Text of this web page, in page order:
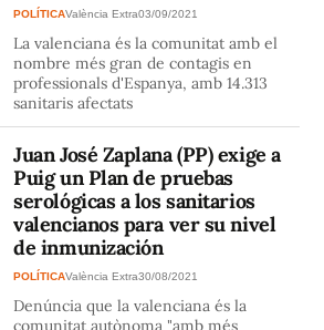
POLÍTICAValència Extra03/09/2021
La valenciana és la comunitat amb el
nombre més gran de contagis en
professionals d'Espanya, amb 14.313
sanitaris afectats
Juan José Zaplana (PP) exige a
Puig un Plan de pruebas
serológicas a los sanitarios
valencianos para ver su nivel
de inmunización
POLÍTICAValència Extra30/08/2021
Denúncia que la valenciana és la
comunitat autònoma "amb més